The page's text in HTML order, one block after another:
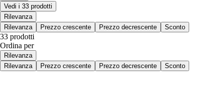
Vedi i 33 prodotti
Rilevanza
Rilevanza
Prezzo crescente Prezzo decrescente Sconto
33 prodotti
Ordina per
Rilevanza
Rilevanza
Prezzo crescente Prezzo decrescente Sconto